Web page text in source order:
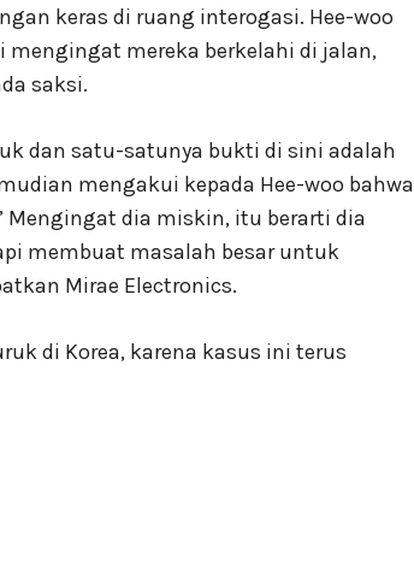
keras di ruang interogasi. Hee-woo
mereka berkelahi di jalan,
saksi.
dan satu-satunya bukti di sini adalah
mengakui kepada Hee-woo bahwa
Mengingat dia miskin, itu berarti dia
membuat masalah besar untuk
Mirae Electronics.
di Korea, karena kasus ini terus